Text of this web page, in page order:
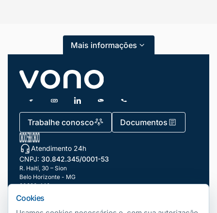
Atendimento ao Cliente
Blog
Dicas e Tutoriais
Gestão de Condomínios
Gestão de Frotas
Gestão de Negócios
Gestão de pessoas e Liderança
Gestão Financeira
Mundo Automotivo
Mais informações
Trabalhe conosco Documentos
Atendimento 24h
CNPJ: 30.842.345/0001-53
R. Haití, 30 – Sion
Belo Horizonte - MG
30320-140
Nossas filiais
Cookies